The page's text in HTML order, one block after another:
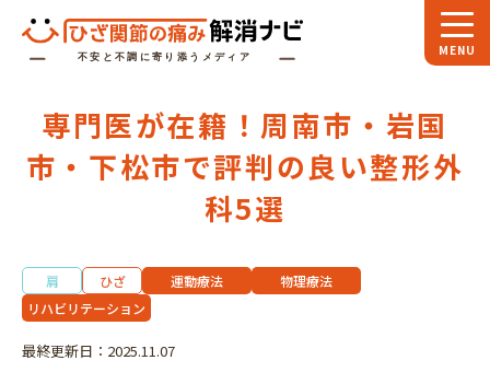
スペシャル 対談
お役立ちコラム
専門医が在籍！周南市・岩国
市・下松市で評判の良い整形外
科5選
肩 ひざ 運動療法
物理療法
リハビリテーション
最終更新日：2025.11.07